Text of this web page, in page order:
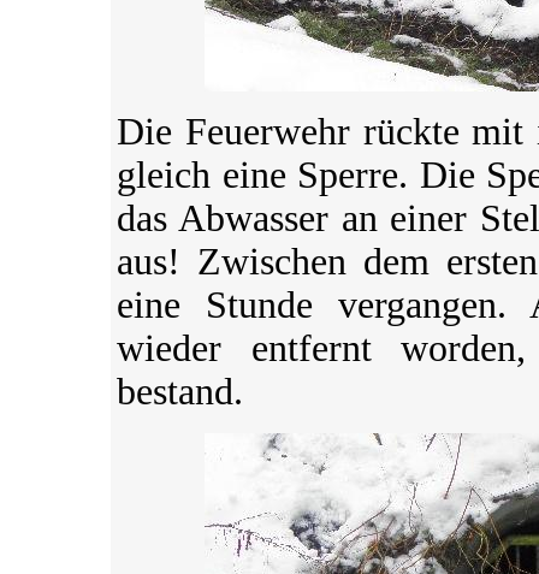
Die Feuerwehr rückte
gleich eine Sperre. Die
das Abwasser an einer
aus! Zwischen dem
eine Stunde
wieder entfernt
bestand.